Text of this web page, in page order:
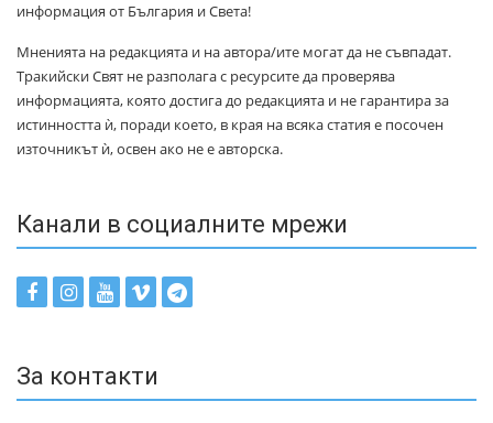
информация от България и Света!
Мненията на редакцията и на автора/ите могат да не съвпадат.
Тракийски Свят не разполага с ресурсите да проверява
информацията, която достига до редакцията и не гарантира за
истинността ѝ, поради което, в края на всяка статия е посочен
източникът ѝ, освен ако не е авторска.
Канали в социалните мрежи
За контакти